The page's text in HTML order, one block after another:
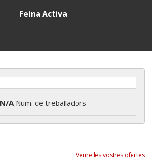
Feina Activa
N/ANúm. de treballadors
Veure les vostres ofertes